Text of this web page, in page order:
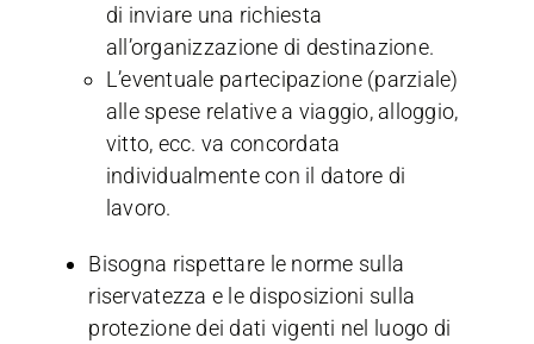
di inviare una richiesta
all’organizzazione di destinazione.
L’eventuale partecipazione (parziale)
alle spese relative a viaggio, alloggio,
vitto, ecc. va concordata
individualmente con il datore di
lavoro.
Bisogna rispettare le norme sulla
riservatezza e le disposizioni sulla
protezione dei dati vigenti nel luogo di